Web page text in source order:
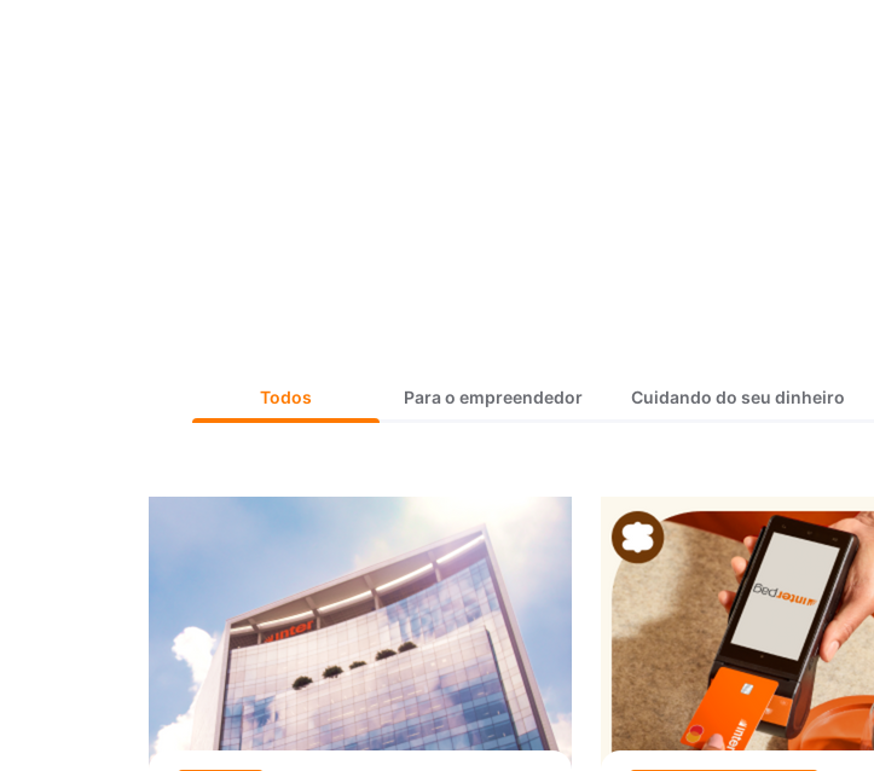
Todos Para o empreendedor Cuidando do seu dinheiro